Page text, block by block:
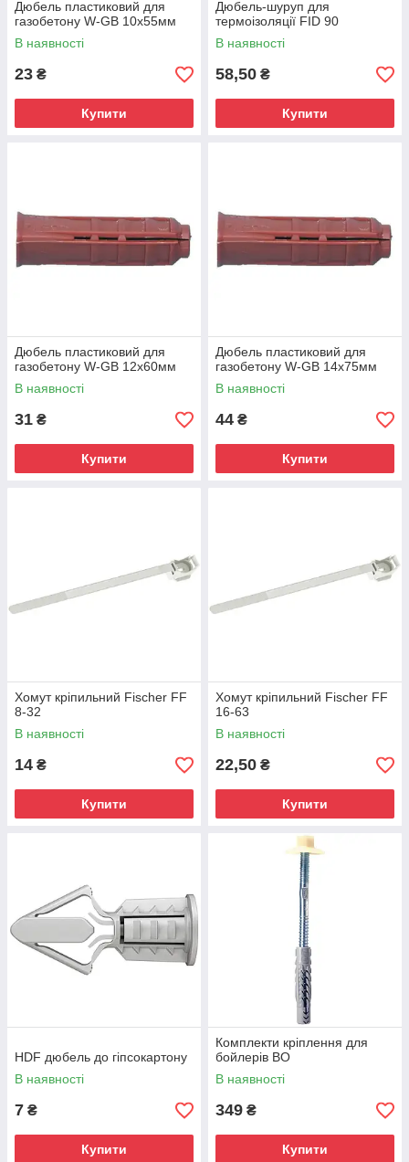
Дюбель пластиковий для
газобетону W-GB 10x55мм
В наявності
23 ₴
Купити
Дюбель-шуруп для
термоізоляції FID 90
В наявності
58,50 ₴
Купити
Дюбель пластиковий для
газобетону W-GB 12x60мм
В наявності
31 ₴
Купити
Дюбель пластиковий для
газобетону W-GB 14x75мм
В наявності
44 ₴
Купити
Хомут кріпильний Fischer FF
8-32
В наявності
14 ₴
Купити
Хомут кріпильний Fischer FF
16-63
В наявності
22,50 ₴
Купити
HDF дюбель до гіпсокартону
В наявності
7 ₴
Купити
Комплекти кріплення для
бойлерів BO
В наявності
349 ₴
Купити